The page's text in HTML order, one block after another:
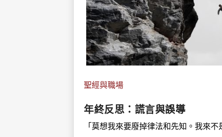
聖經與職場
年終反思：謊言與誤導
「莫想我來要廢掉律法和先知。我來